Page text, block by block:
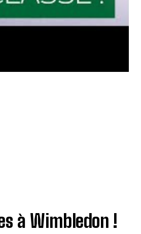
à Wimbledon !